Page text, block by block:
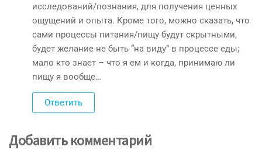
исследований/познания, для получения ценных
ощущений и опыта. Кроме того, можно сказать, что
сами процессы питания/пищу будут скрытными,
будет желание не быть “на виду” в процессе еды;
мало кто знает – что я ем и когда, принимаю ли
пищу я вообще…
Ответить
Добавить комментарий